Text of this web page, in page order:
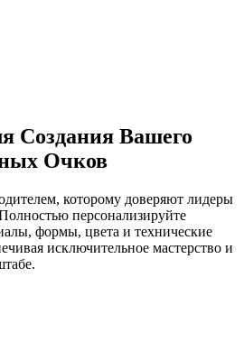
Создания Вашего
Очков
которому доверяют лидеры
персонализируйте
формы, цвета и технические
исключительное мастерство и